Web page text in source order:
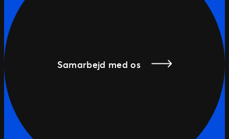
Samarbejd med os